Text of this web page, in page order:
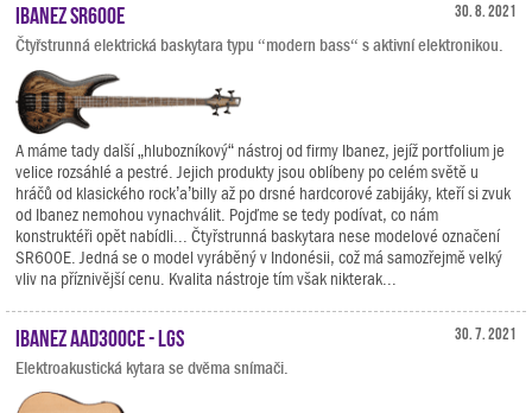
30. 8. 2021
Ibanez SR600E
Čtyřstrunná elektrická baskytara typu “modern bass“ s aktivní elektronikou.
A máme tady další „hlubozníkový“ nástroj od firmy Ibanez, jejíž portfolium je
velice rozsáhlé a pestré. Jejich produkty jsou oblíbeny po celém světě u
hráčů od klasického rock’a’billy až po drsné hardcorové zabijáky, kteří si zvuk
od Ibanez nemohou vynachválit. Pojďme se tedy podívat, co nám
konstruktéři opět nabídli... Čtyřstrunná baskytara nese modelové označení
SR600E. Jedná se o model vyráběný v Indonésii, což má samozřejmě velký
vliv na příznivější cenu. Kvalita nástroje tím však nikterak...
30. 7. 2021
Ibanez AAD300CE - LGS
Elektroakustická kytara se dvěma snímači.